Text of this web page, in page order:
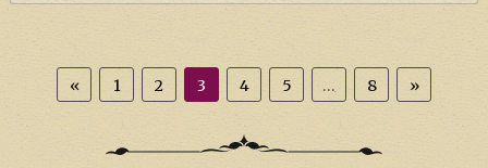
« 1 2 3 4 5 … 8 »